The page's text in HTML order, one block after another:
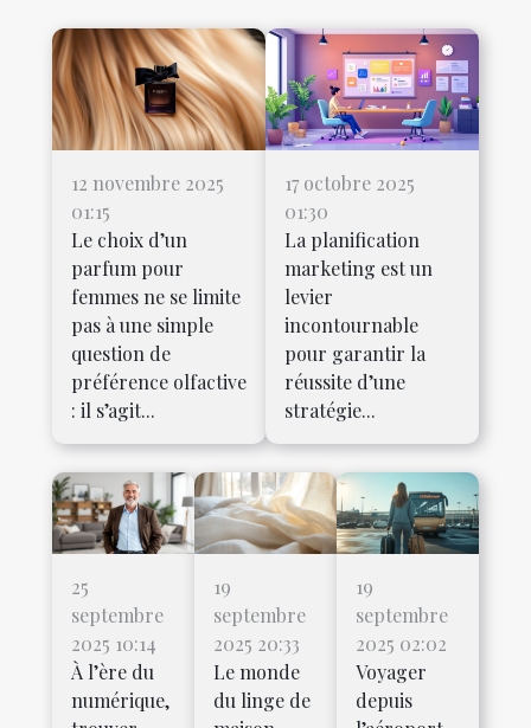
12 novembre 2025
01:15
Le choix d’un
parfum pour
femmes ne se limite
pas à une simple
question de
préférence olfactive
: il s’agit...
17 octobre 2025
01:30
La planification
marketing est un
levier
incontournable
pour garantir la
réussite d’une
stratégie...
25
septembre
2025 10:14
À l’ère du
numérique,
19
septembre
2025 20:33
Le monde
du linge de
19
septembre
2025 02:02
Voyager
depuis